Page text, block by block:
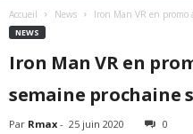
Accueil News Iron Man VR en promo
NEWS
Iron Man VR en
semaine prochaine
Par Rmax - 25 juin 2020 0